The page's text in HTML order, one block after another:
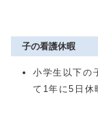
子の看護休暇
小学生以下の
て1年に5日休